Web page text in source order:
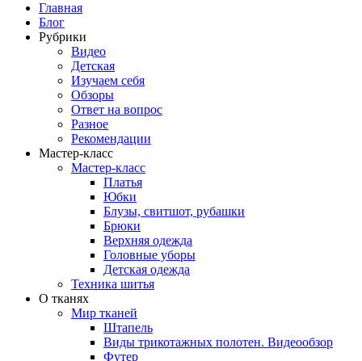
Главная
Блог
Рубрики
Видео
Детская
Изучаем себя
Обзоры
Ответ на вопрос
Разное
Рекомендации
Мастер-класс
Мастер-класс
Платья
Юбки
Блузы, свитшот, рубашки
Брюки
Верхняя одежда
Головные уборы
Детская одежда
Техника шитья
О тканях
Мир тканей
Штапель
Виды трикотажных полотен. Видеообзор
Футер